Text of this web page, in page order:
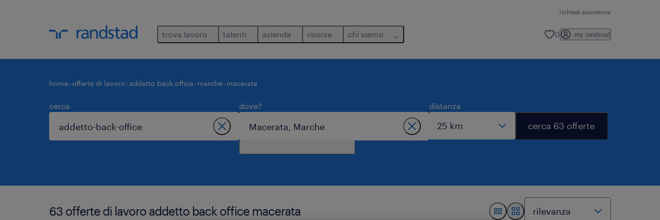
richiedi assistenza
trova lavoro talenti azienda risorse chi siamo 0 my randstad
home offerte di lavoro addetto back office marche macerata
cerca dove? distanza
cerca 63 offerte
63 offerte di lavoro addetto back office macerata